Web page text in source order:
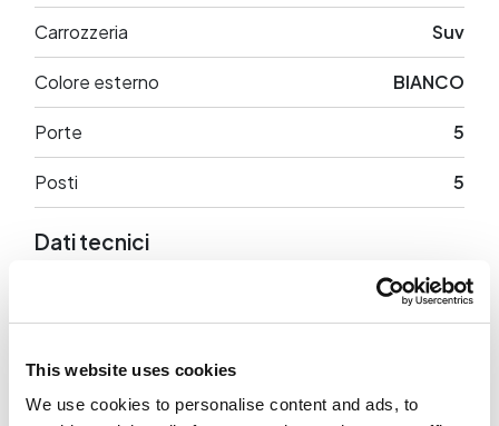
This website uses cookies
We use cookies to personalise content and ads, to
Carrozzeria Suv
Colore esterno BIANCO
Porte 5
Posti 5
Dati tecnici
2967 cc